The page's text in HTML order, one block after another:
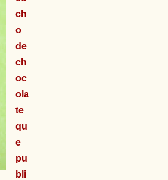
ch
o
de
ch
oc
ola
te
qu
e
pu
bli